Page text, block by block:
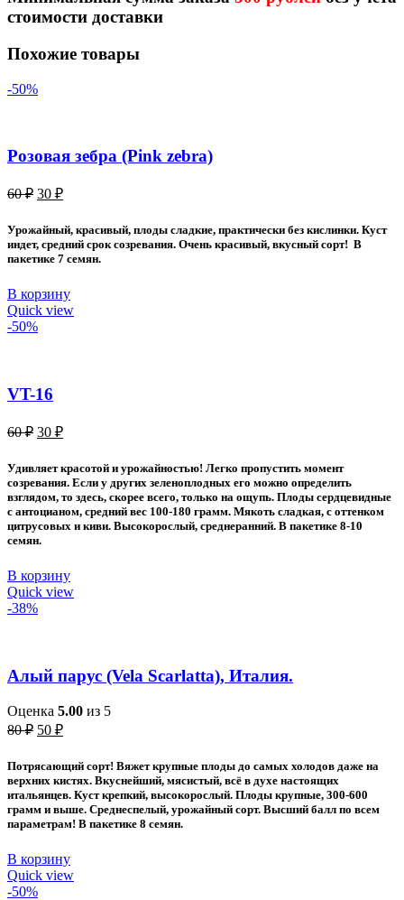
стоимости доставки
Похожие товары
-50%
Розовая зебра (Pink zebra)
60₽ Первоначальная
составляла
60 ₽.
30 ₽Текущая
30 ₽.
Урожайный, красивый, плоды сладкие, практически без кислинки. Куст
индет, средний срок созревания. Очень красивый, вкусный сорт! В
пакетике 7 семян.
В корзину
Quick view
-50%
VT-16
60₽ Первоначальная
60 ₽.
30 ₽Текущая
30 ₽.
Удивляет красотой и урожайностью! Легко пропустить момент
созревания. Если у других зеленоплодных его можно определить
взглядом, то здесь, скорее всего, только на ощупь. Плоды сердцевидные
с антоцианом, средний вес 100-180 грамм. Мякоть сладкая, с оттенком
цитрусовых и киви. Высокорослый, среднеранний. В пакетике 8-10
семян.
В корзину
Quick view
-38%
Алый парус (Vela Scarlatta), Италия.
Оценка 5.00 из 5
80₽ Первоначальная
составляла
80 ₽.
50 ₽Текущая
50 ₽.
Потрясающий сорт! Вяжет крупные плоды до самых холодов даже на
верхних кистях. Вкуснейший, мясистый, всё в духе настоящих
итальянцев. Куст крепкий, высокорослый. Плоды крупные, 300-600
грамм и выше. Среднеспелый, урожайный сорт. Высший балл по всем
параметрам! В пакетике 8 семян.
В корзину
Quick view
-50%